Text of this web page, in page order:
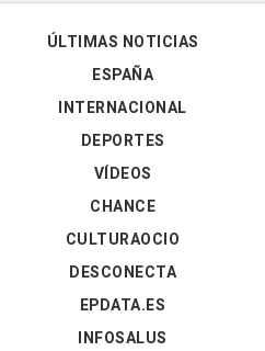
ÚLTIMAS NOTICIAS
ESPAÑA
INTERNACIONAL
DEPORTES
VÍDEOS
CHANCE
CULTURAOCIO
DESCONECTA
EPDATA.ES
INFOSALUS